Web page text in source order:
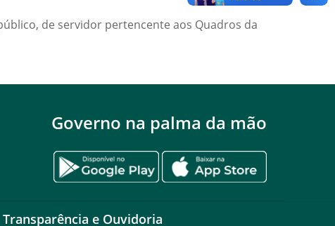
de servidor pertencente aos Quadros da
Governo na palma da mão
Transparência e Ouvidoria